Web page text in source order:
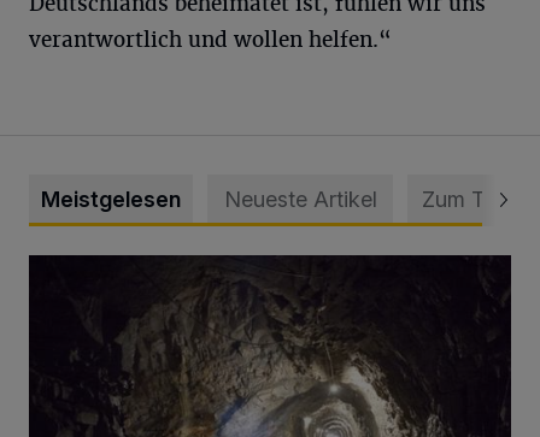
verantwortlich und wollen helfen.“
Meistgelesen Neueste Artikel Zum Thema